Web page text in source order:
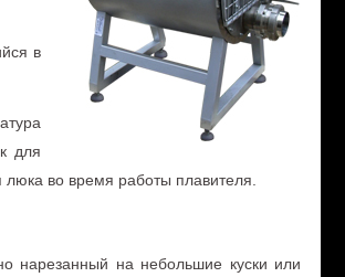
в
для
люка во время работы плавителя.
нарезанный на небольшие куски или